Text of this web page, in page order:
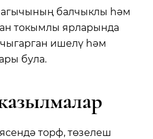
балчыклы һәм
токымлы ярларында
ишелү һәм
була.
торф, төзелеш